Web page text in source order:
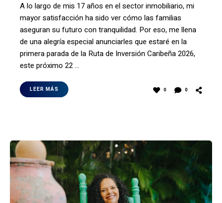
A lo largo de mis 17 años en el sector inmobiliario, mi
mayor satisfacción ha sido ver cómo las familias
aseguran su futuro con tranquilidad. Por eso, me llena
de una alegría especial anunciarles que estaré en la
primera parada de la Ruta de Inversión Caribeña 2026,
este próximo 22 …
LEER MÁS 0 0